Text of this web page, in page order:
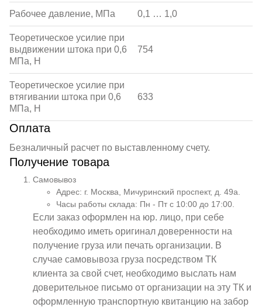
Рабочее давление, МПа 0,1 … 1,0
Теоретическое усилие при
выдвижении штока при 0,6
МПа, Н
754
Теоретическое усилие при
втягивании штока при 0,6
МПа, Н
633
Оплата
Безналичный расчет по выставленному счету.
Получение товара
Самовывоз
Адрес: г. Москва, Мичуринский проспект, д. 49а.
Часы работы склада: Пн - Пт с 10:00 до 17:00.
Если заказ оформлен на юр. лицо, при себе
необходимо иметь оригинал доверенности на
получение груза или печать организации. В
случае самовывоза груза посредством ТК
клиента за свой счет, необходимо выслать нам
доверительное письмо от организации на эту ТК и
оформленную транспортную квитанцию на забор